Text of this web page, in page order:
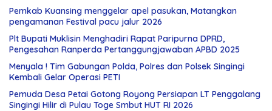
Pemkab Kuansing menggelar apel pasukan, Matangkan
pengamanan Festival pacu jalur 2026
Plt Bupati Muklisin Menghadiri Rapat Paripurna DPRD,
Pengesahan Ranperda Pertanggungjawaban APBD 2025
Menyala ! Tim Gabungan Polda, Polres dan Polsek Singingi
Kembali Gelar Operasi PETI
Pemuda Desa Petai Gotong Royong Persiapan LT Penggalang
Singingi Hilir di Pulau Toge Smbut HUT RI 2026